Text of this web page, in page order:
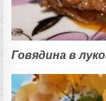
Говядина в